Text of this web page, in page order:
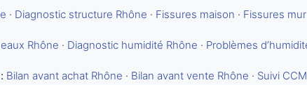
· Diagnostic structure Rhône · Fissures maison · Fissures mur
Rhône · Diagnostic humidité Rhône · Problèmes
Bilan avant achat Rhône · Bilan avant vente Rhône · Suivi